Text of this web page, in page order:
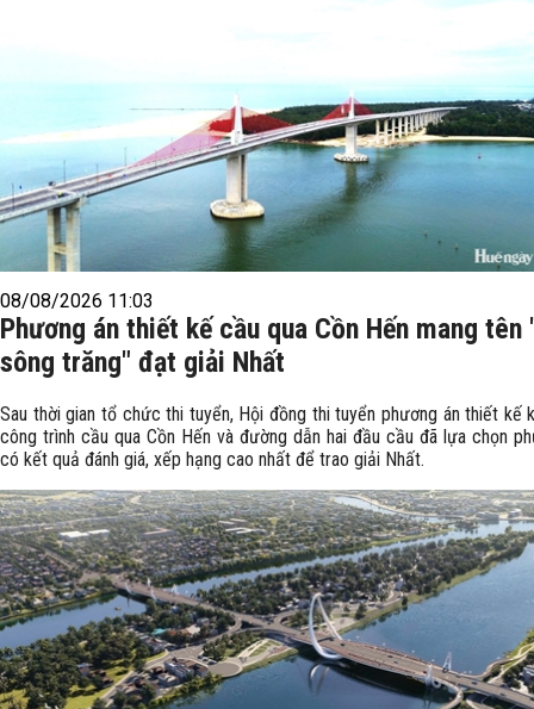
08/08/2026 11:03
Phương án thiết kế cầu qua Cồn Hến mang tên
sông trăng" đạt giải Nhất
Sau thời gian tổ chức thi tuyển, Hội đồng thi tuyển phương án thiết kế
công trình cầu qua Cồn Hến và đường dẫn hai đầu cầu đã lựa chọn
có kết quả đánh giá, xếp hạng cao nhất để trao giải Nhất.